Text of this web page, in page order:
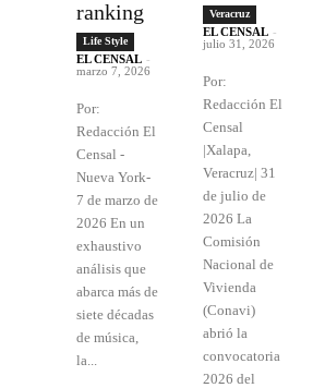
ranking
Life Style
EL CENSAL -
marzo 7, 2026
Por:
Redacción El
Censal -
Nueva York-
7 de marzo de
2026 En un
exhaustivo
análisis que
abarca más de
siete décadas
de música,
la...
Veracruz
EL CENSAL -
julio 31, 2026
Por:
Redacción El
Censal
|Xalapa,
Veracruz| 31
de julio de
2026 La
Comisión
Nacional de
Vivienda
(Conavi)
abrió la
convocatoria
2026 del